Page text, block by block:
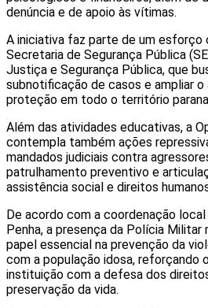
denúncia e de apoio às vítimas.
A iniciativa faz parte de um esforço
Secretaria de Segurança Pública
Justiça e Segurança Pública, que
subnotificação de casos e ampliar
proteção em todo o território
Além das atividades educativas, a
contempla também ações
mandados judiciais contra
patrulhamento preventivo e
assistência social e direitos
De acordo com a coordenação
Penha, a presença da Polícia Militar
papel essencial na prevenção da
com a população idosa, reforçando
instituição com a defesa dos
preservação da vida.